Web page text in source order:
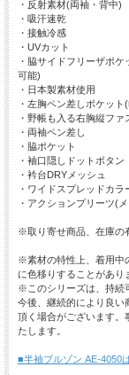
・反射素材(両袖・背中)
・吸汗速乾
・接触冷感
・UVカット
・脇サイドフリーザポ
可能)
・日本製素材使用
・左胸ペン差しポケッ
・野帳も入る右胸縦フ
・両袖ペン差し
・脇ポケット
・袖口隠しドットボタン
・衿台DRYメッシュ
・ワイドスプレッドカラ
・アクションプリーツ(
※取り寄せ商品、在庫の
※素材の特性上、着用中
に色移りすることがあり
※このシリーズは、持続
今後、継続的により良い
頂く場合がございます。
たします。
■半袖ブルゾン AE-4050